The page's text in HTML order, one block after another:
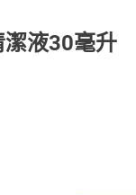
液30毫升